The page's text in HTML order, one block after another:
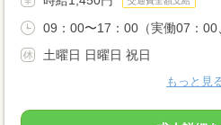
09：00〜17：00（実働07：00
土曜日 日曜日 祝日
もっと見